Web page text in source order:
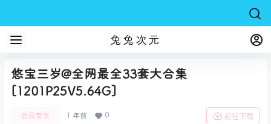
兔兔次元
悠宝三岁@全网最全33套大合集
[1201P25V5.64G]
会员专享 1 年前 0 前往下载